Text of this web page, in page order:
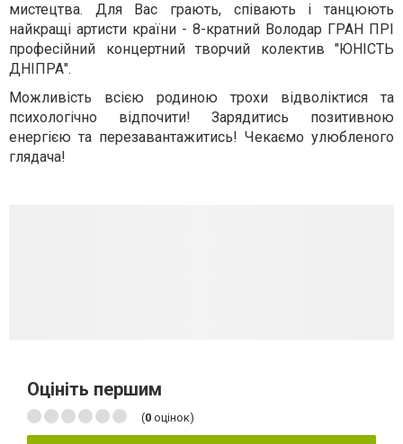
мистецтва. Для Вас грають, співають і танцюють
найкращі артисти країни - 8-кратний Володар ГРАН ПРІ
професійний концертний творчий колектив "ЮНІСТЬ
ДНІПРА".
Можливість всією родиною трохи відволіктися та
психологічно відпочити! Зарядитись позитивною
енергією та перезавантажитись! Чекаємо улюбленого
глядача!
Оцініть першим
(0 оцінок)